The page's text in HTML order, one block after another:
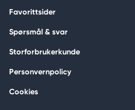
Favorittsider
Spørsmål & svar
Storforbrukerkunde
Personvernpolicy
Cookies